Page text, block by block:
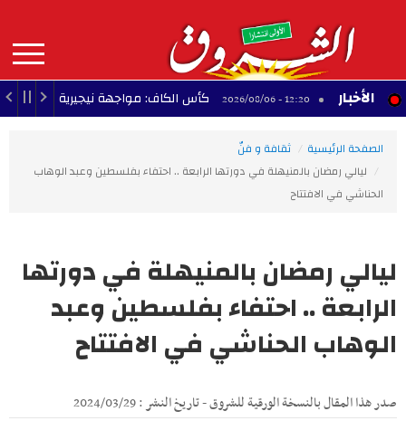
contenu
principal
MAIN
NAVIGATION الأخبار
12:20 - 2026/08/06 كأس الكاف: مواجهة نيجيرية في طريق
الصفحة الرئيسية
ثقافة و فنّ
ليالي رمضان بالمنيهلة في دورتها الرابعة .. احتفاء بفلسطين وعبد الوهاب
الحناشي في الافتتاح
ليالي رمضان بالمنيهلة في دورتها
الرابعة .. احتفاء بفلسطين وعبد
الوهاب الحناشي في الافتتاح
صدر هذا المقال بالنسخة الورقية للشروق - تاريخ النشر : 2024/03/29